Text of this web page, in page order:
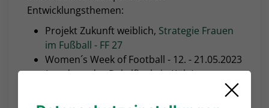
Entwicklungsthemen:
Projekt Zukunft weiblich, Strategie Frauen
im Fußball - FF 27
Women´s Week of Football - 12. - 21.05.2023
(rund um das Pokalfinale in Köln)
Entwicklung Frauen- und Mädchenfußball:
Zahlen, Daten, Fakten - DFB-Assist